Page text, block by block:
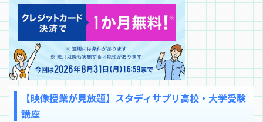
【映像授業が見放題】スタディサプリ高校・大学受験
講座